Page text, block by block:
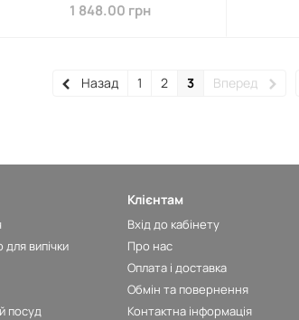
1 848.00 грн
Назад 1 2 3 Вперед
для випічки
посуд
Клієнтам
Вхід до кабінету
Про нас
Оплата і доставка
Обмін та повернення
Контактна інформація